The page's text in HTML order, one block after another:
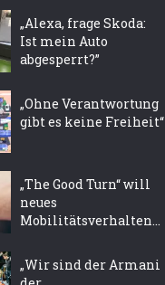
„Alexa, frage Skoda:
Ist mein Auto
abgesperrt?”
„Ohne Verantwortung
gibt es keine Freiheit“
„The Good Turn“ will
neues
Mobilitätsverhalten...
„Wir sind der Armani